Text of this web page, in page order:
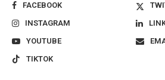
FACEBOOK
INSTAGRAM
YOUTUBE
TIKTOK